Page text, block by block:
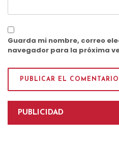
Guarda mi nombre, correo
navegador para la próxima
PUBLICIDAD